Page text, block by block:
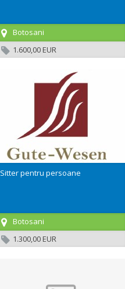
Botosani
1.600,00 EUR
Sitter pentru persoane
Botosani
1.300,00 EUR